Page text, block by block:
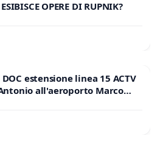
OPERE DI RUPNIK?
estensione linea 15 ACTV
all'aeroporto Marco